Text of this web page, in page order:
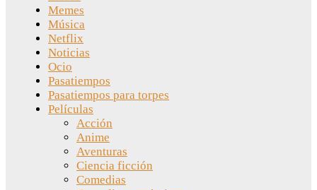
Memes
Música
Netflix
Noticias
Ocio
Pasatiempos
Pasatiempos para torpes
Películas
Acción
Anime
Aventuras
Ciencia ficción
Comedias